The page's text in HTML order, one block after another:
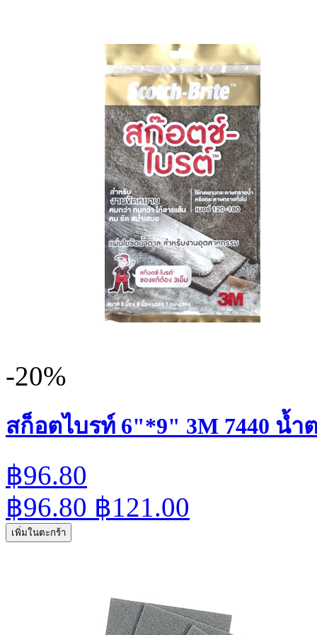
-20%
สก็อตไบรท์ 6"*9" 3M 7440 น้ำ
฿96.80
฿96.80 ฿121.00
เพิ่มในตะกร้า